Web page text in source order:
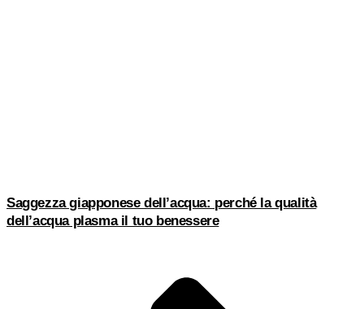
Saggezza giapponese dell’acqua: perché la qualità
dell’acqua plasma il tuo benessere